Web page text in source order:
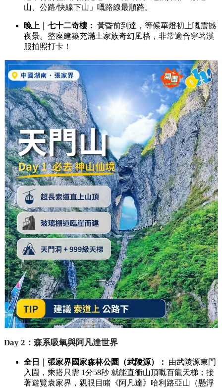
山、公路/快線下山」嘅路線最順路。
晚上｜七十二奇樓： 黃昏前到達，等候華燈初上嘅震撼
夜景。整座建築充滿土家族奇幻風格，非常適合穿著漢
服拍照打卡！
Day 2：森系吸氧與阿凡達世界
全日｜張家界國家森林公園（武陵源）：
由武陵源東門
入園，乘搭只需 1分58秒 就能直衝山頂嘅百龍天梯；接
著遊覽袁家界，親眼目睹《阿凡達》哈利路亞山（懸浮